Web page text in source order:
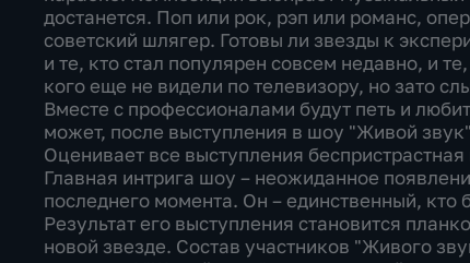
достанется. Поп или рок, рэп или романс,
советский шлягер. Готовы ли звезды к
и те, кто стал популярен совсем недавно, и
кого еще не видели по телевизору, но зато
Вместе с профессионалами будут петь и
может, после выступления в шоу "Живой
Оценивает все выступления
Главная интрига шоу – неожиданное
последнего момента. Он – единственный,
Результат его выступления становится
новой звезде. Состав участников "Живого